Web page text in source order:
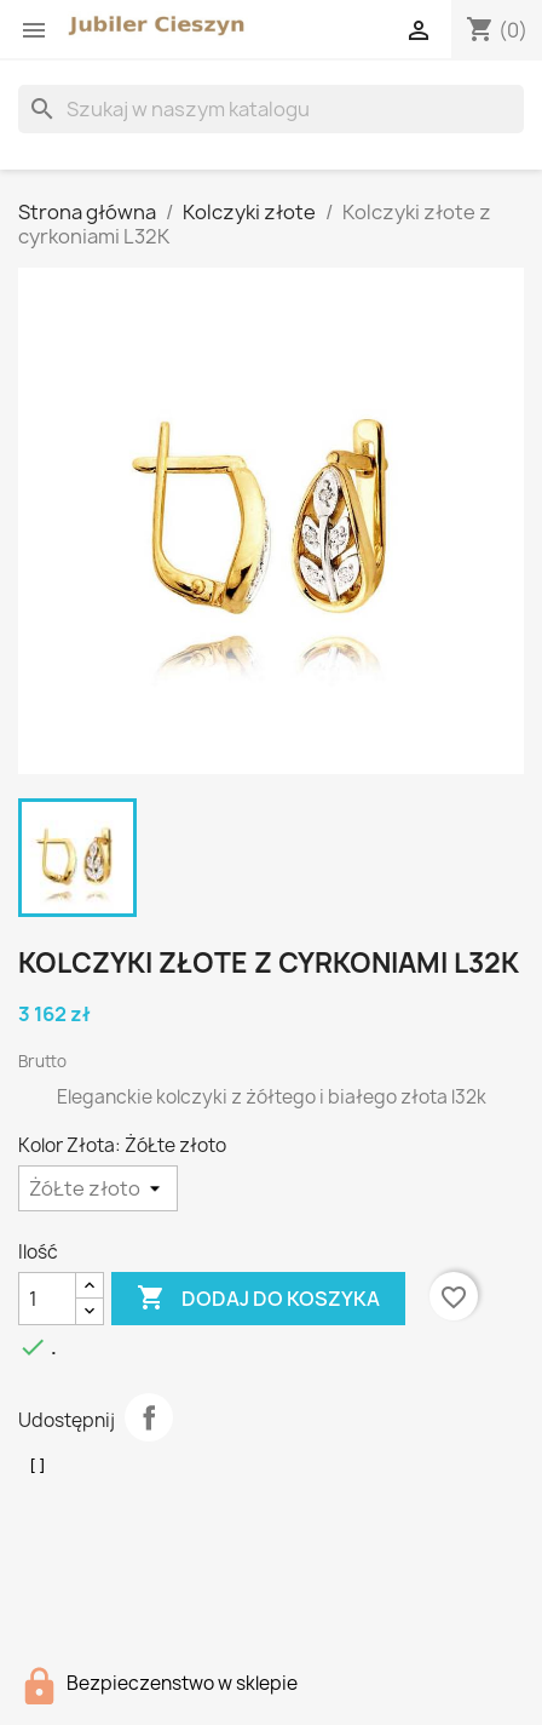
 shopping_cart (0)

search
Strona główna Kolczyki złote
Kolczyki złote z
cyrkoniami L32K
KOLCZYKI ZŁOTE Z CYRKONIAMI L32K
3 162 zł
Brutto
Eleganckie kolczyki z żółtego i białego złota l32k
Kolor Złota: ŻóŁte złoto
Ilość
 DODAJ DO KOSZYKA
favorite_border
 .
Udostępnij
Bezpieczenstwo w sklepie